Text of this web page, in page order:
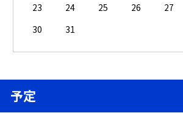
23
24 25 26 27
30
31
予定